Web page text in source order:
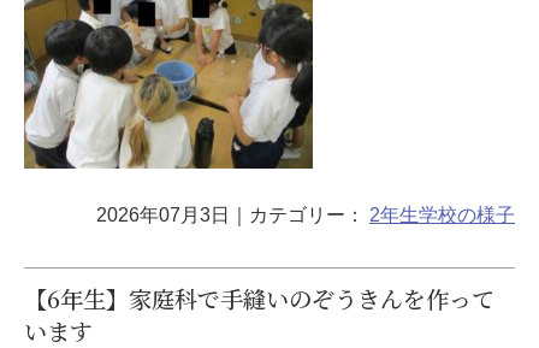
2026年07月3日 ｜カテゴリー： 2年生学校の様子
【6年生】家庭科で手縫いのぞうきんを作って
います